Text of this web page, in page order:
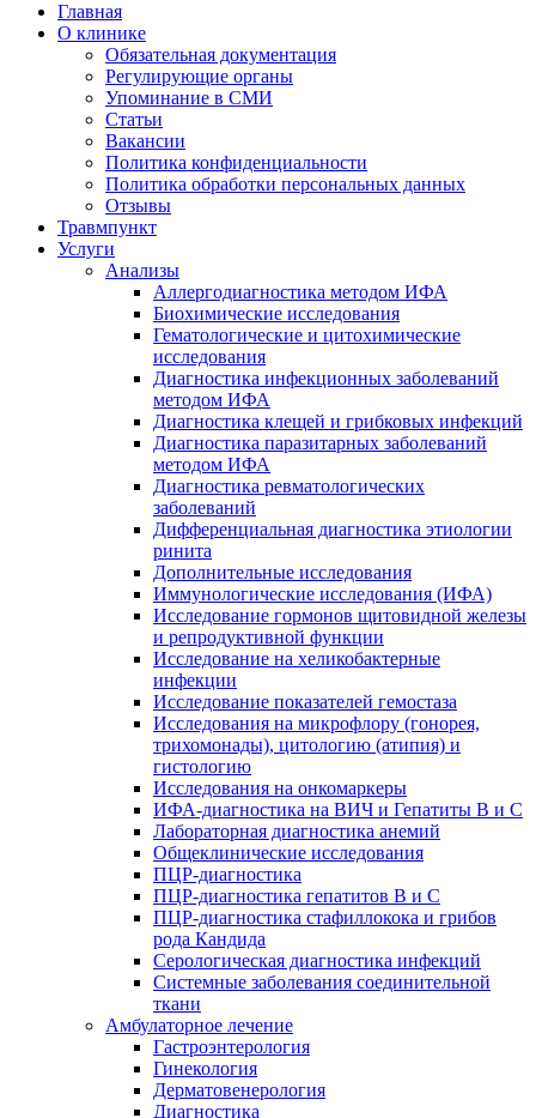
Главная
О клинике
Обязательная документация
Регулирующие органы
Упоминание в СМИ
Статьи
Вакансии
Политика конфиденциальности
Политика обработки персональных данных
Отзывы
Травмпункт
Услуги
Анализы
Аллергодиагностика методом ИФА
Биохимические исследования
Гематологические и цитохимические
исследования
Диагностика инфекционных заболеваний
методом ИФА
Диагностика клещей и грибковых инфекций
Диагностика паразитарных заболеваний
методом ИФА
Диагностика ревматологических
заболеваний
Дифференциальная диагностика этиологии
ринита
Дополнительные исследования
Иммунологические исследования (ИФА)
Исследование гормонов щитовидной железы
и репродуктивной функции
Исследование на хеликобактерные
инфекции
Исследование показателей гемостаза
Исследования на микрофлору (гонорея,
трихомонады), цитологию (атипия) и
гистологию
Исследования на онкомаркеры
ИФА-диагностика на ВИЧ и Гепатиты B и C
Лабораторная диагностика анемий
Общеклинические исследования
ПЦР-диагностика
ПЦР-диагностика гепатитов B и C
ПЦР-диагностика стафиллокока и грибов
рода Кандида
Серологическая диагностика инфекций
Системные заболевания соединительной
ткани
Амбулаторное лечение
Гастроэнтерология
Гинекология
Дерматовенерология
Диагностика